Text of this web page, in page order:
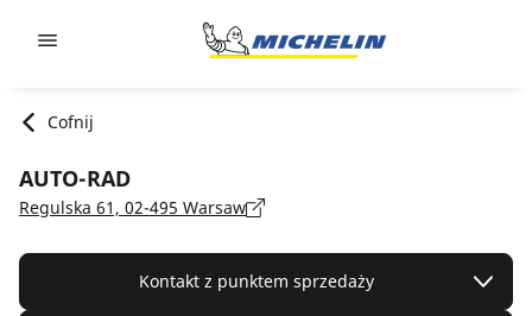
Cofnij
AUTO-RAD
Regulska 61, 02-495 Warsaw
Kontakt z punktem sprzedaży